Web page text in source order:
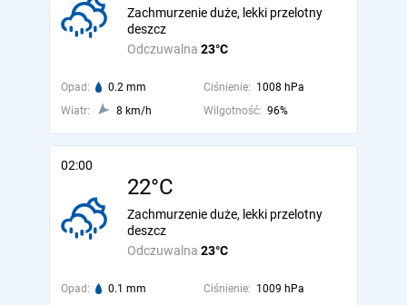
Odczuwalna 23°C
Zachmurzenie duże, lekki przelotny
deszcz
Opad: 0.2 mm Ciśnienie: 1008 hPa
Wiatr:
8 km/h Wilgotność: 96%
02:00
22°C
Odczuwalna 23°C
Zachmurzenie duże, lekki przelotny
deszcz
Opad: 0.1 mm Ciśnienie: 1009 hPa